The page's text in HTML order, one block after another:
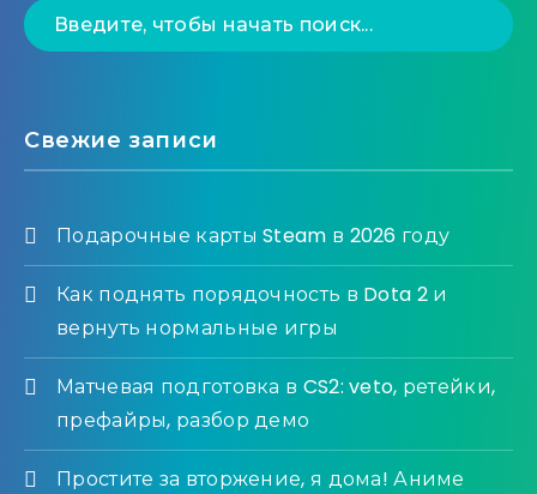
Свежие записи
Подарочные карты Steam в 2026 году
Как поднять порядочность в Dota 2 и
вернуть нормальные игры
Матчевая подготовка в CS2: veto, ретейки,
префайры, разбор демо
Простите за вторжение, я дома! Аниме